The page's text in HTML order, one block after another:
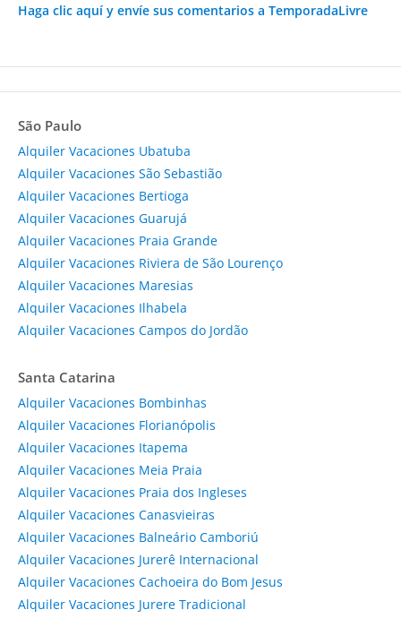
Haga clic aquí y envíe sus comentarios a TemporadaLivre
São Paulo
Alquiler Vacaciones Ubatuba
Alquiler Vacaciones São Sebastião
Alquiler Vacaciones Bertioga
Alquiler Vacaciones Guarujá
Alquiler Vacaciones Praia Grande
Alquiler Vacaciones Riviera de São Lourenço
Alquiler Vacaciones Maresias
Alquiler Vacaciones Ilhabela
Alquiler Vacaciones Campos do Jordão
Santa Catarina
Alquiler Vacaciones Bombinhas
Alquiler Vacaciones Florianópolis
Alquiler Vacaciones Itapema
Alquiler Vacaciones Meia Praia
Alquiler Vacaciones Praia dos Ingleses
Alquiler Vacaciones Canasvieiras
Alquiler Vacaciones Balneário Camboriú
Alquiler Vacaciones Jurerê Internacional
Alquiler Vacaciones Cachoeira do Bom Jesus
Alquiler Vacaciones Jurere Tradicional